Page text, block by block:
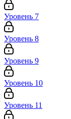
Уровень 7
Уровень 8
Уровень 9
Уровень 10
Уровень 11